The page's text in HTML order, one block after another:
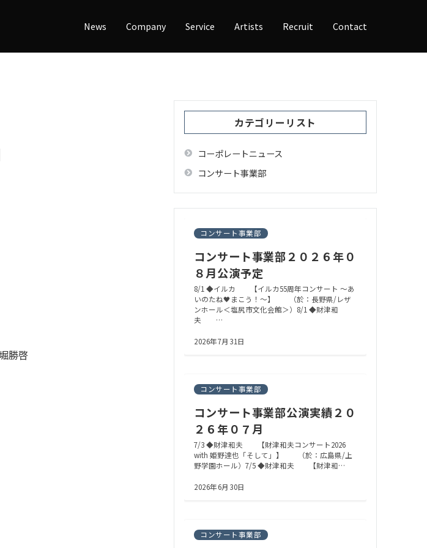
News Company Service Artists Recruit Contact
勝啓
カテゴリーリスト
コーポレートニュース
コンサート事業部
コンサート事業部
コンサート事業部２０２６年０
８月公演予定
8/1 ◆イルカ 【イルカ55周年コンサート ～あ
いのたね🖤まこう！～】 （於：長野県/レザ
ンホール＜塩尻市文化会館＞）8/1 ◆財津和
夫 …
2026年7月31日
コンサート事業部
コンサート事業部公演実績２０
２６年０７月
7/3 ◆財津和夫 【財津和夫コンサート2026
with 姫野達也「そして」】 （於：広島県/上
野学園ホール）7/5 ◆財津和夫 【財津和…
2026年6月30日
コンサート事業部